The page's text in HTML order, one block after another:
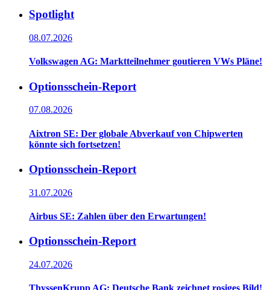
Spotlight
08.07.2026
Volkswagen AG: Marktteilnehmer goutieren VWs Pläne!
Optionsschein-Report
07.08.2026
Aixtron SE: Der globale Abverkauf von Chipwerten
könnte sich fortsetzen!
Optionsschein-Report
31.07.2026
Airbus SE: Zahlen über den Erwartungen!
Optionsschein-Report
24.07.2026
ThyssenKrupp AG: Deutsche Bank zeichnet rosiges Bild!